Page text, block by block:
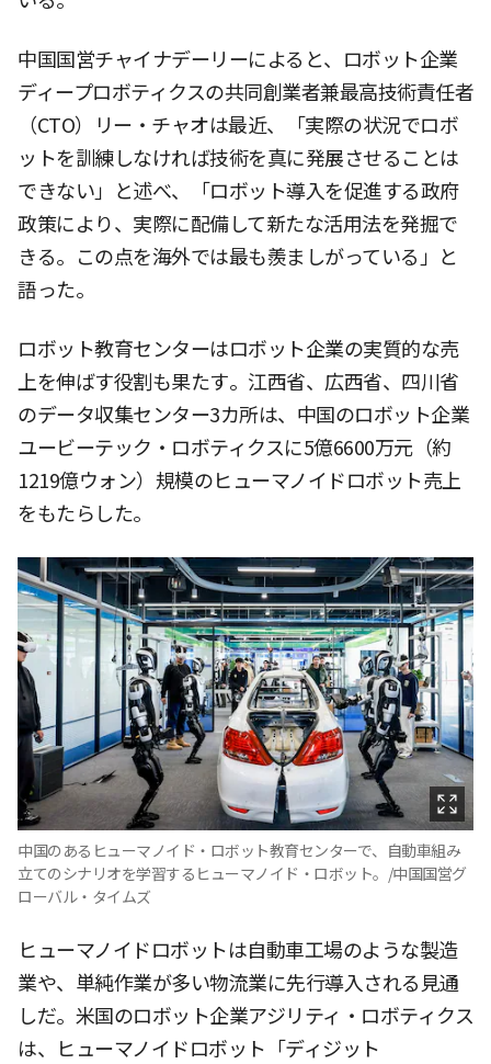
中国国営チャイナデーリーによると、ロボット企業
ディープロボティクスの共同創業者兼最高技術責任者
（CTO）リー・チャオは最近、「実際の状況でロボ
ットを訓練しなければ技術を真に発展させることは
できない」と述べ、「ロボット導入を促進する政府
政策により、実際に配備して新たな活用法を発掘で
きる。この点を海外では最も羨ましがっている」と
語った。
ロボット教育センターはロボット企業の実質的な売
上を伸ばす役割も果たす。江西省、広西省、四川省
のデータ収集センター3カ所は、中国のロボット企業
ユービーテック・ロボティクスに5億6600万元（約
1219億ウォン）規模のヒューマノイドロボット売上
をもたらした。
中国のあるヒューマノイド・ロボット教育センターで、自動車組み
立てのシナリオを学習するヒューマノイド・ロボット。/中国国営グ
ローバル・タイムズ
ヒューマノイドロボットは自動車工場のような製造
業や、単純作業が多い物流業に先行導入される見通
しだ。米国のロボット企業アジリティ・ロボティクス
は、ヒューマノイドロボット「ディジット